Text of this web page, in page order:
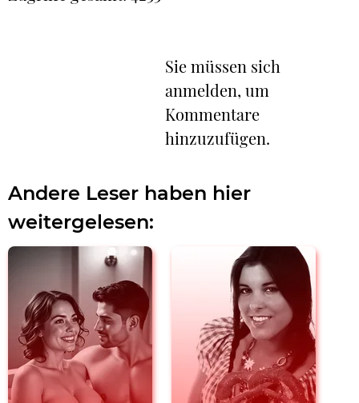
Sie müssen sich
anmelden, um
Kommentare
hinzuzufügen.
Andere Leser haben hier
weitergelesen: